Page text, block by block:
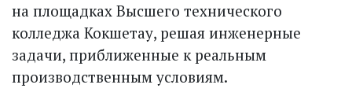
на площадках Высшего технического
колледжа Кокшетау, решая инженерные
задачи, приближенные к реальным
производственным условиям.